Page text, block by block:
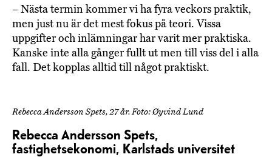
– Nästa termin kommer vi ha fyra veckors praktik,
men just nu är det mest fokus på teori. Vissa
uppgifter och inlämningar har varit mer praktiska.
Kanske inte alla gånger fullt ut men till viss del i alla
fall. Det kopplas alltid till något praktiskt.
Rebecca Andersson Spets, 27 år. Foto: Øyvind Lund
Rebecca Andersson Spets,
fastighetsekonomi, Karlstads universitet